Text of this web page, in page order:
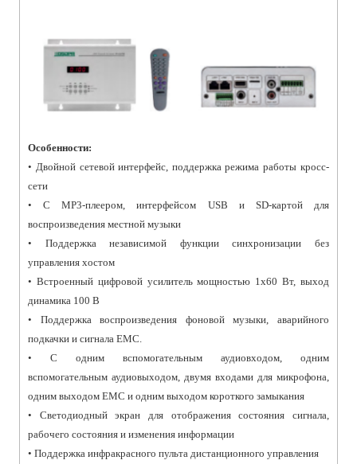
Особенности:
• Двойной сетевой интерфейс, поддержка режима работы кросс-
сети
• С MP3-плеером, интерфейсом USB и SD-картой для
воспроизведения местной музыки
• Поддержка независимой функции синхронизации без
управления хостом
• Встроенный цифровой усилитель мощностью 1x60 Вт, выход
динамика 100 В
• Поддержка воспроизведения фоновой музыки, аварийного
подкачки и сигнала EMC.
• С одним вспомогательным аудиовходом, одним
вспомогательным аудиовыходом, двумя входами для микрофона,
одним выходом EMC и одним выходом короткого замыкания
• Светодиодный экран для отображения состояния сигнала,
рабочего состояния и изменения информации
• Поддержка инфракрасного пульта дистанционного управления